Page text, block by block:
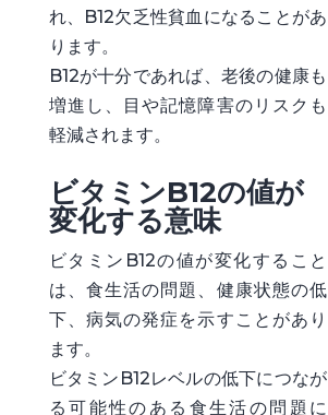
れ、B12欠乏性貧血になることがあ
ります。
B12が十分であれば、老後の健康も
増進し、目や記憶障害のリスクも
軽減されます。
ビタミンB12の値が
変化する意味
ビタミンB12の値が変化すること
は、食生活の問題、健康状態の低
下、病気の発症を示すことがあり
ます。
ビタミンB12レベルの低下につなが
る可能性のある食生活の問題に